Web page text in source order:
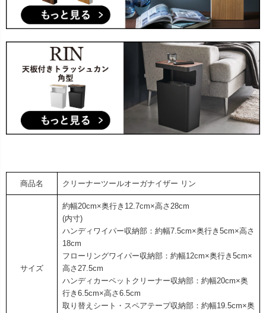
商品名 クリーナーツールオーガナイザー リン
サイズ
約幅20cm×奥行き12.7cm×高さ28cm
(内寸)
ハンディワイパー収納部：約幅7.5cm×奥行き5cm×高さ
18cm
フローリングワイパー収納部：約幅12cm×奥行き5cm×
高さ27.5cm
ハンディカーペットクリーナー収納部：約幅20cm×奥
行き6.5cm×高さ6.5cm
取り替えシート・スペアテープ収納部：約幅19.5cm×奥